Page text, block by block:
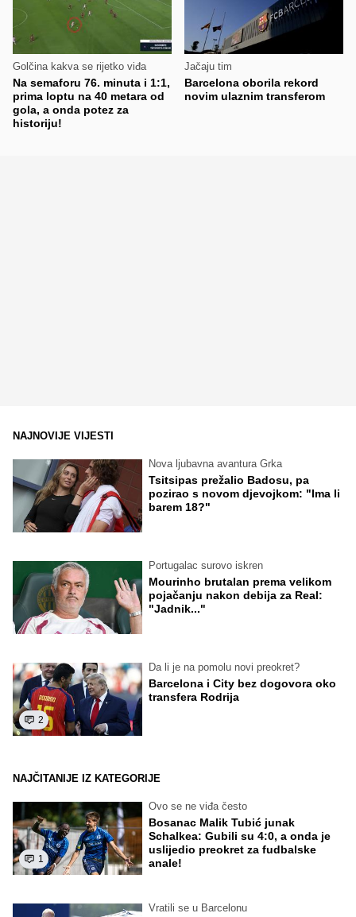
Golčina kakva se rijetko viđa
Na semaforu 76. minuta i 1:1,
prima loptu na 40 metara od
gola, a onda potez za
historiju!
Jačaju tim
Barcelona oborila rekord
novim ulaznim transferom
NAJNOVIJE VIJESTI
Nova ljubavna avantura Grka
Tsitsipas prežalio Badosu, pa
pozirao s novom djevojkom: "Ima li
barem 18?"
Portugalac surovo iskren
Mourinho brutalan prema velikom
pojačanju nakon debija za Real:
"Jadnik..."
2
Da li je na pomolu novi preokret?
Barcelona i City bez dogovora oko
transfera Rodrija
NAJČITANIJE IZ KATEGORIJE
1
Ovo se ne viđa često
Bosanac Malik Tubić junak
Schalkea: Gubili su 4:0, a onda je
uslijedio preokret za fudbalske
anale!
Vratili se u Barcelonu